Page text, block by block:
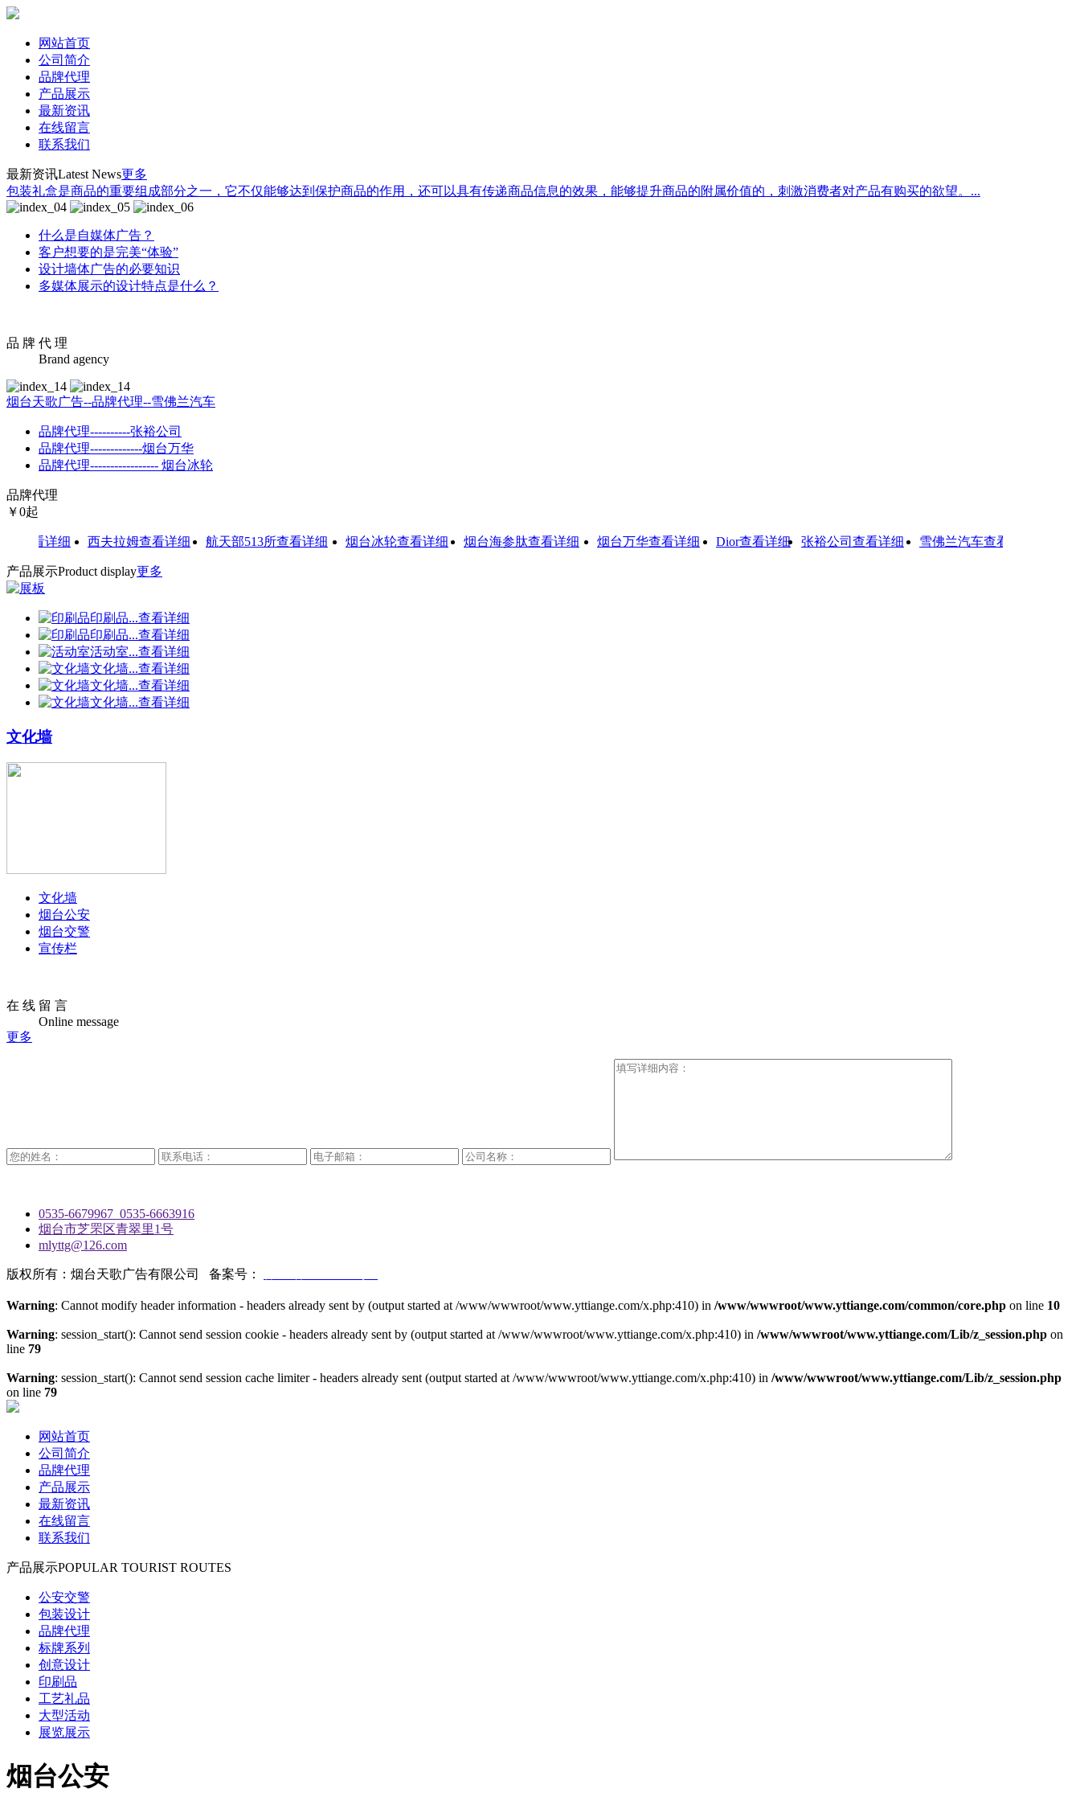
网站首页
公司简介
品牌代理
产品展示
最新资讯
在线留言
联系我们
最新资讯Latest News更多
包装礼盒是商品的重要组成部分之一，它不仅能够达到保护商品的作用，还可以具有传递商品信息的效果，能够提升商品的附属价值的，刺激消费者对产品有购买的欲望。...
什么是自媒体广告？
客户想要的是完美“体验”
设计墙体广告的必要知识
多媒体展示的设计特点是什么？
品 牌 代 理
Brand agency
烟台天歌广告--品牌代理--雪佛兰汽车
品牌代理----------张裕公司
品牌代理-------------烟台万华
品牌代理----------------- 烟台冰轮
品牌代理
￥0起
查看详细 西夫拉姆查看详细 航天部513所查看详细 烟台冰轮查看详细 烟台海参肽查看详细 烟台万华查看详细 Dior查看详细 张裕公司查看详细 雪佛兰汽车查看详细
产品展示Product display更多
印刷品...查看详细
印刷品...查看详细
活动室...查看详细
文化墙...查看详细
文化墙...查看详细
文化墙...查看详细
文化墙
文化墙
烟台公安
烟台交警
宣传栏
在 线 留 言
Online message
更多
0535-6679967 0535-6663916
烟台市芝罘区青翠里1号
mlyttg@126.com
版权所有：烟台天歌广告有限公司 备案号：
Warning: Cannot modify header information - headers already sent by (output started at /www/wwwroot/www.yttiange.com/x.php:410) in /www/wwwroot/www.yttiange.com/common/core.php on line 10
Warning: session_start(): Cannot send session cookie - headers already sent by (output started at /www/wwwroot/www.yttiange.com/x.php:410) in /www/wwwroot/www.yttiange.com/Lib/z_session.php on
line 79
Warning: session_start(): Cannot send session cache limiter - headers already sent (output started at /www/wwwroot/www.yttiange.com/x.php:410) in /www/wwwroot/www.yttiange.com/Lib/z_session.php
on line 79
网站首页
公司简介
品牌代理
产品展示
最新资讯
在线留言
联系我们
产品展示POPULAR TOURIST ROUTES
公安交警
包装设计
品牌代理
标牌系列
创意设计
印刷品
工艺礼品
大型活动
展览展示
烟台公安